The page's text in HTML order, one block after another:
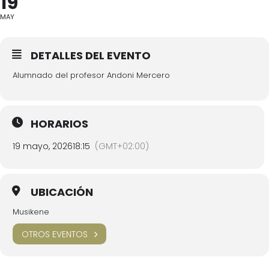
MAY
DETALLES DEL EVENTO
Alumnado del profesor Andoni Mercero
HORARIOS
19 mayo, 202618:15 (GMT+02:00)
UBICACIÓN
Musikene
OTROS EVENTOS